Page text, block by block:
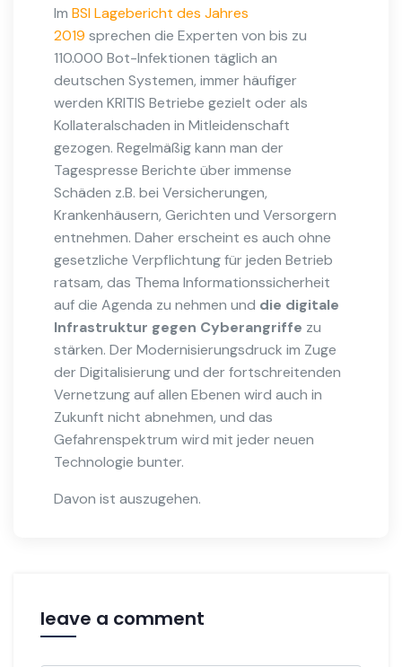
Im BSI Lagebericht des Jahres
2019 sprechen die Experten von bis zu
110.000 Bot-Infektionen täglich an
deutschen Systemen, immer häufiger
werden KRITIS Betriebe gezielt oder als
Kollateralschaden in Mitleidenschaft
gezogen. Regelmäßig kann man der
Tagespresse Berichte über immense
Schäden z.B. bei Versicherungen,
Krankenhäusern, Gerichten und Versorgern
entnehmen. Daher erscheint es auch ohne
gesetzliche Verpflichtung für jeden Betrieb
ratsam, das Thema Informationssicherheit
auf die Agenda zu nehmen und die digitale
Infrastruktur gegen Cyberangriffe zu
stärken. Der Modernisierungsdruck im Zuge
der Digitalisierung und der fortschreitenden
Vernetzung auf allen Ebenen wird auch in
Zukunft nicht abnehmen, und das
Gefahrenspektrum wird mit jeder neuen
Technologie bunter.
Davon ist auszugehen.
leave a comment